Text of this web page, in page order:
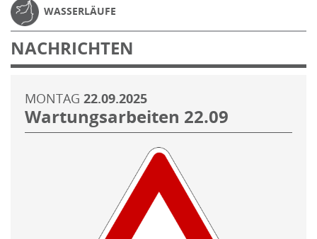
WASSERLÄUFE
NACHRICHTEN
MONTAG 22.09.2025
Wartungsarbeiten 22.09